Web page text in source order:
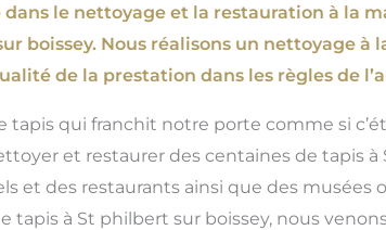
dans le nettoyage et la restauration à la
boissey. Nous réalisons un nettoyage à
de la prestation dans les règles de
qui franchit notre porte comme si
et restaurer des centaines de tapis à
et des restaurants ainsi que des musées
tapis à St philbert sur boissey, nous